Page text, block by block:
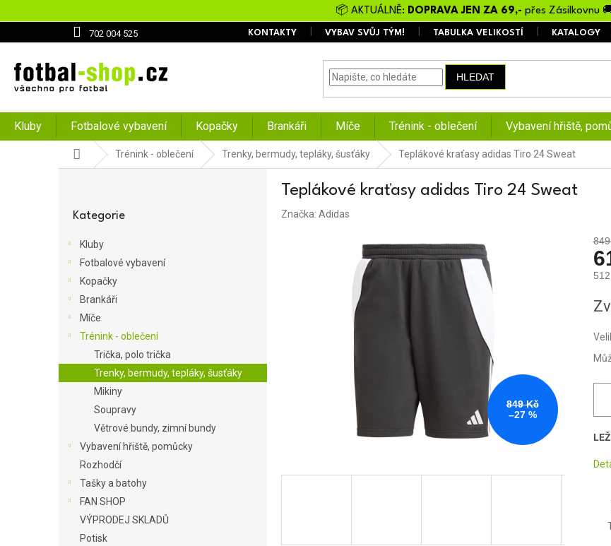
na
📦 AKTUÁLNĚ: DOPRAVA JEN ZA 69,- přes Zásilkovnu
702 004 525 KONTAKTY VYBAV SVŮJ TÝM! TABULKA VELIKOSTÍ KATALOGY
HLEDAT
Kluby Fotbalové vybavení Kopačky Brankáři Míče Trénink - oblečení Vybavení hřiště,
Domů Trénink - oblečení Trenky, bermudy, tepláky, šusťáky Teplákové kraťasy adidas Tiro 24 Sweat
e
kategorie
Kategorie
Kluby
Fotbalové vybavení
Kopačky
Brankáři
Míče
Trénink - oblečení
Trička, polo trička
Trenky, bermudy, tepláky, šusťáky
Mikiny
Soupravy
Větrové bundy, zimní bundy
Vybavení hřiště, pomůcky
Rozhodčí
Tašky a batohy
FAN SHOP
VÝPRODEJ SKLADŮ
Potisk
Teplákové kraťasy adidas Tiro 24 Sweat
Značka: Adidas
849 Kč
–27 %